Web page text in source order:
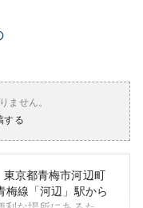
ません。
する
京都青梅市河辺町
梅線「河辺」駅から